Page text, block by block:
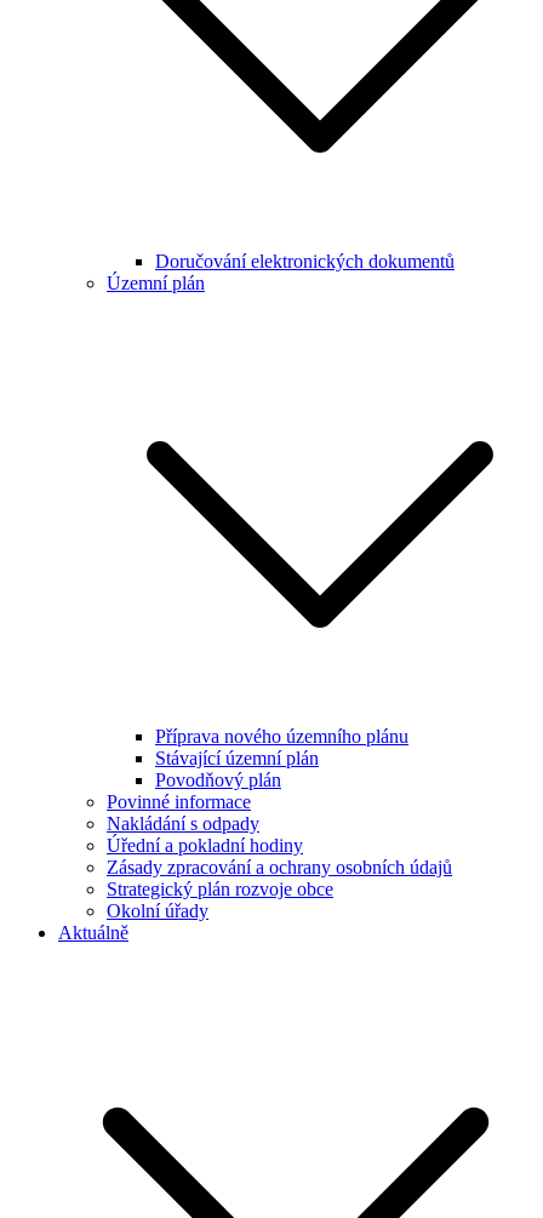
Doručování elektronických dokumentů
Územní plán
Příprava nového územního plánu
Stávající územní plán
Povodňový plán
Povinné informace
Nakládání s odpady
Úřední a pokladní hodiny
Zásady zpracování a ochrany osobních údajů
Strategický plán rozvoje obce
Okolní úřady
Aktuálně